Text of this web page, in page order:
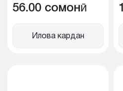
56.00 сомонӣ
Илова кардан